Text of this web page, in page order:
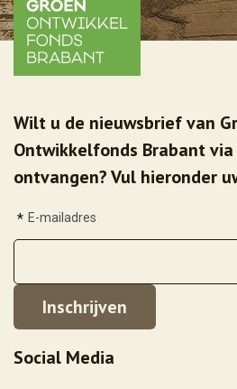
Wilt u de nieuwsbrief van
Ontwikkelfonds Brabant
ontvangen? Vul hieronder
E-mailadres
*
Social Media